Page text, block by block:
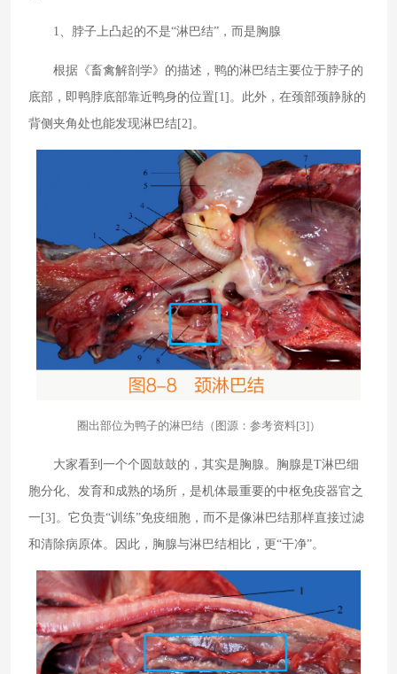
1、脖子上凸起的不是“淋巴结”，而是胸腺
根据《畜禽解剖学》的描述，鸭的淋巴结主要位于脖子的
底部，即鸭脖底部靠近鸭身的位置[1]。此外，在颈部颈静脉的
背侧夹角处也能发现淋巴结[2]。
圈出部位为鸭子的淋巴结（图源：参考资料[3]）
大家看到一个个圆鼓鼓的，其实是胸腺。胸腺是T淋巴细
胞分化、发育和成熟的场所，是机体最重要的中枢免疫器官之
一[3]。它负责“训练”免疫细胞，而不是像淋巴结那样直接过滤
和清除病原体。因此，胸腺与淋巴结相比，更“干净”。